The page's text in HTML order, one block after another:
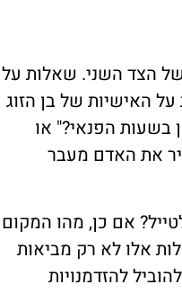
של הצד השני. שאלות על
על האישיות של בן הזוג
בשעות הפנאי?" או
את האדם מעבר
אם כן, מהו המקום
אלו לא רק מביאות
להזדמנויות